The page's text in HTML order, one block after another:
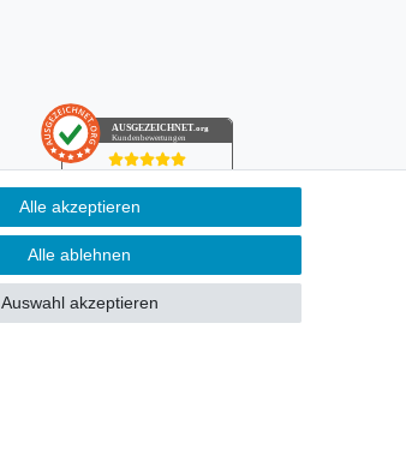
AUSGEZEICHNET.org
Kundenbewertungen
4.91
68.357 Bewertungen
amazon.de
Alle akzeptieren
Alle ablehnen
Auswahl akzeptieren